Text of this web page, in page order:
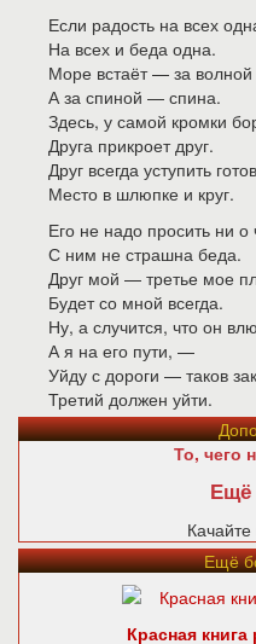
Если радость на всех
На всех и беда одна.
Море встаёт — за волной
А за спиной — спина.
Здесь, у самой кромки
Друга прикроет друг.
Друг всегда уступить готов
Место в шлюпке и круг.
Его не надо просить ни о
С ним не страшна беда.
Друг мой — третье мое
Будет со мной всегда.
Ну, а случится, что он
А я на его пути, —
Уйду с дороги — таков
Третий должен уйти.
То, чего
Ещё
Ещё
Красная